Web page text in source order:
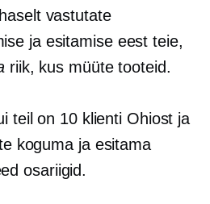
vastutate
ja esitamise eest teie,
riik, kus müüte tooteid.
teil on 10 klienti Ohiost ja
koguma ja esitama
osariigid.